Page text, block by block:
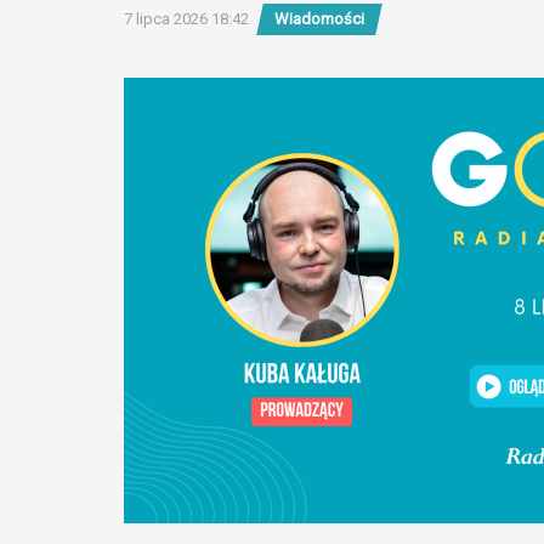
7 lipca 2026 18:42 Wiadomości